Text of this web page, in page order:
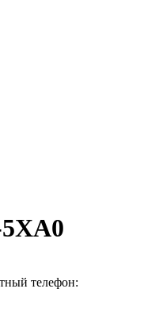
телефон: